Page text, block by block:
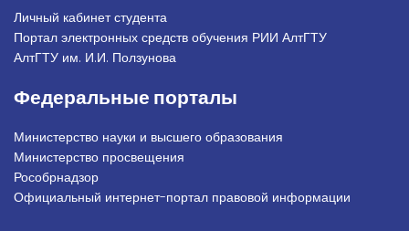
Личный кабинет студента
Портал электронных средств обучения РИИ АлтГТУ
АлтГТУ им. И.И. Ползунова
Федеральные порталы
Министерство науки и высшего образования
Министерство просвещения
Рособрнадзор
Официальный интернет-портал правовой информации